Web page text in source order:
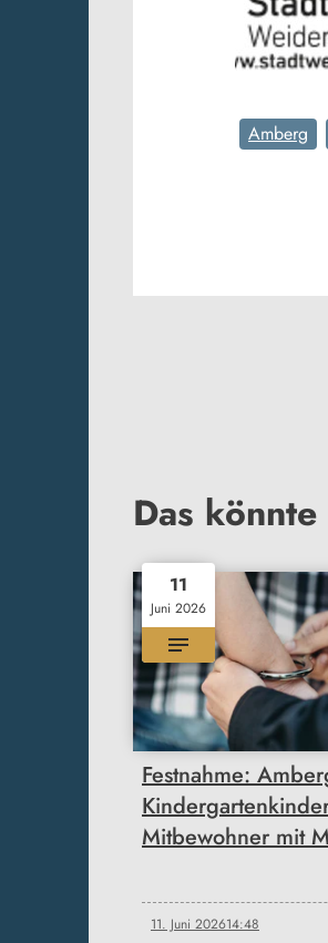
Amberg
Das
11
Juni 2026
Festnahme:
Mitbewohner mit
11. Juni 202614:48